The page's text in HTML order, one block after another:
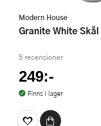
Modern House
Granite White
5 recensioner
249:-
Finns i lager